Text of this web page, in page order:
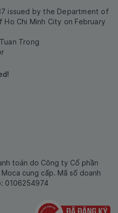
issued by the Department of
Chi Minh City on February
Trong
toán do Công ty Cổ phần
cung cấp. Mã số doanh
0106254974